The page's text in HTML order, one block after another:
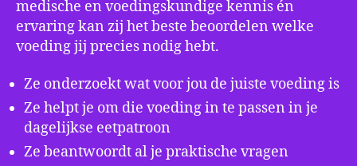
medische en voedingskundige kennis én
ervaring kan zij het beste beoordelen welke
voeding jij precies nodig hebt.
Ze onderzoekt wat voor jou de juiste voeding is
Ze helpt je om die voeding in te passen in je
dagelijkse eetpatroon
Ze beantwoordt al je praktische vragen